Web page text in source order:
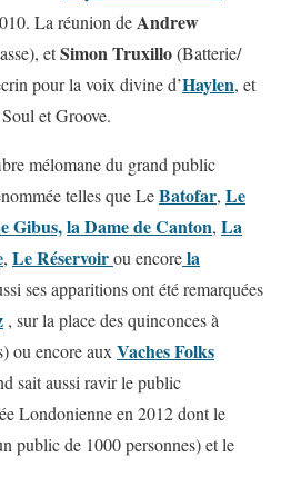
La réunion deAndrew
etSimon Truxillo(Batterie/
pour la voix divine d’Haylen, et
et Groove.
mélomane du grand public
telles que LeBatofar, Le
Gibus,la Dame de Canton, La
, Le Réservoirou encorela
ses apparitions ont été remarquées
, sur la place des quinconces à
ou encore aux Vaches Folks
sait aussi ravir le public
Londonienne en 2012 dont le
public de 1000 personnes) et le